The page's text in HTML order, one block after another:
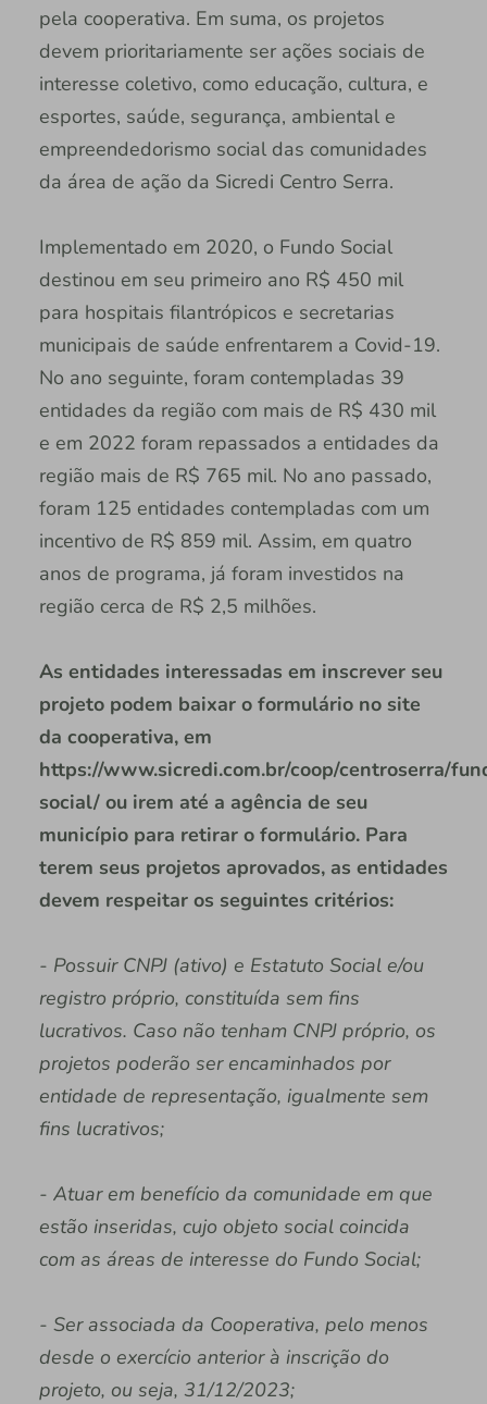
pela cooperativa. Em suma, os projetos
devem prioritariamente ser ações sociais de
interesse coletivo, como educação, cultura, e
esportes, saúde, segurança, ambiental e
empreendedorismo social das comunidades
da área de ação da Sicredi Centro Serra.
Implementado em 2020, o Fundo Social
destinou em seu primeiro ano R$ 450 mil
para hospitais filantrópicos e secretarias
municipais de saúde enfrentarem a Covid-19.
No ano seguinte, foram contempladas 39
entidades da região com mais de R$ 430 mil
e em 2022 foram repassados a entidades da
região mais de R$ 765 mil. No ano passado,
foram 125 entidades contempladas com um
incentivo de R$ 859 mil. Assim, em quatro
anos de programa, já foram investidos na
região cerca de R$ 2,5 milhões.
As entidades interessadas em inscrever seu
projeto podem baixar o formulário no site
da cooperativa, em
https://www.sicredi.com.br/coop/centroserra/
social/ ou irem até a agência de seu
município para retirar o formulário. Para
terem seus projetos aprovados, as entidades
devem respeitar os seguintes critérios:
- Possuir CNPJ (ativo) e Estatuto Social e/ou
registro próprio, constituída sem fins
lucrativos. Caso não tenham CNPJ próprio, os
projetos poderão ser encaminhados por
entidade de representação, igualmente sem
fins lucrativos;
- Atuar em benefício da comunidade em que
estão inseridas, cujo objeto social coincida
com as áreas de interesse do Fundo Social;
- Ser associada da Cooperativa, pelo menos
desde o exercício anterior à inscrição do
projeto, ou seja, 31/12/2023;